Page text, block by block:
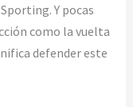
Y pocas
como la vuelta
defender este